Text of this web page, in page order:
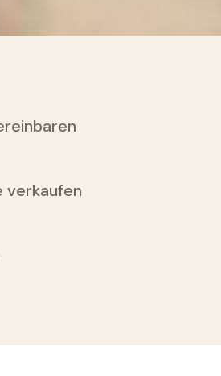
verkaufen